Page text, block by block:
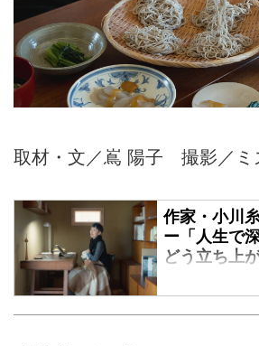
取材・文／嶌 陽子 撮影／ミ
作家・小川
ー「人生で
どう立ち上
『小鳥とリ
想い - 天然